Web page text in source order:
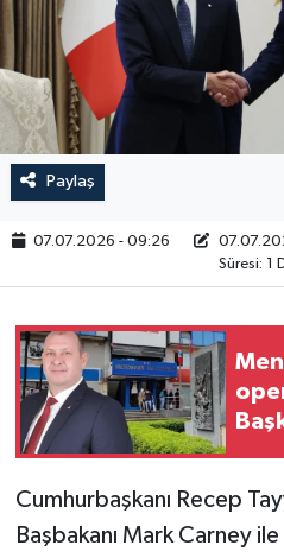
Paylaş
07.07.2026 - 09:26
Süresi: 1
Cumhurbaşkanı Recep
Başbakanı Mark Carney
RESMİ İLAN